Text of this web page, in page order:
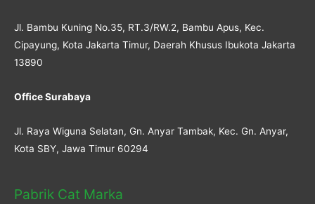
Jl. Bambu Kuning No.35, RT.3/RW.2, Bambu Apus, Kec.
Cipayung, Kota Jakarta Timur, Daerah Khusus Ibukota Jakarta
13890
Office Surabaya
Jl. Raya Wiguna Selatan, Gn. Anyar Tambak, Kec. Gn. Anyar,
Kota SBY, Jawa Timur 60294
Pabrik Cat Marka